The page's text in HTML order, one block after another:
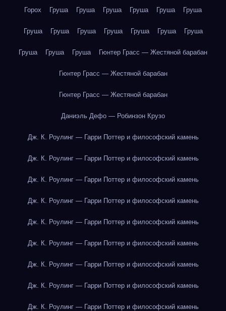
Горох Груша Груша Груша Груша Груша Груша
Груша Груша Груша Груша Груша Груша Груша
Груша Груша Груша Гюнтер Грасс — Жестяной барабан
Гюнтер Грасс — Жестяной барабан
Гюнтер Грасс — Жестяной барабан
Даниэль Дефо — Робинзон Крузо
Дж. К. Роулинг — Гарри Поттер и философский камень
Дж. К. Роулинг — Гарри Поттер и философский камень
Дж. К. Роулинг — Гарри Поттер и философский камень
Дж. К. Роулинг — Гарри Поттер и философский камень
Дж. К. Роулинг — Гарри Поттер и философский камень
Дж. К. Роулинг — Гарри Поттер и философский камень
Дж. К. Роулинг — Гарри Поттер и философский камень
Дж. К. Роулинг — Гарри Поттер и философский камень
Дж. К. Роулинг — Гарри Поттер и философский камень